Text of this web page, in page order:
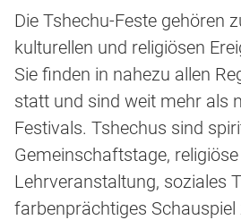
Die Tshechu-Feste gehören
kulturellen und religiösen
Sie finden in nahezu allen
statt und sind weit mehr als
Festivals. Tshechus sind
Gemeinschaftstage, religiöse
Lehrveranstaltung, soziales
farbenprächtiges Schauspiel